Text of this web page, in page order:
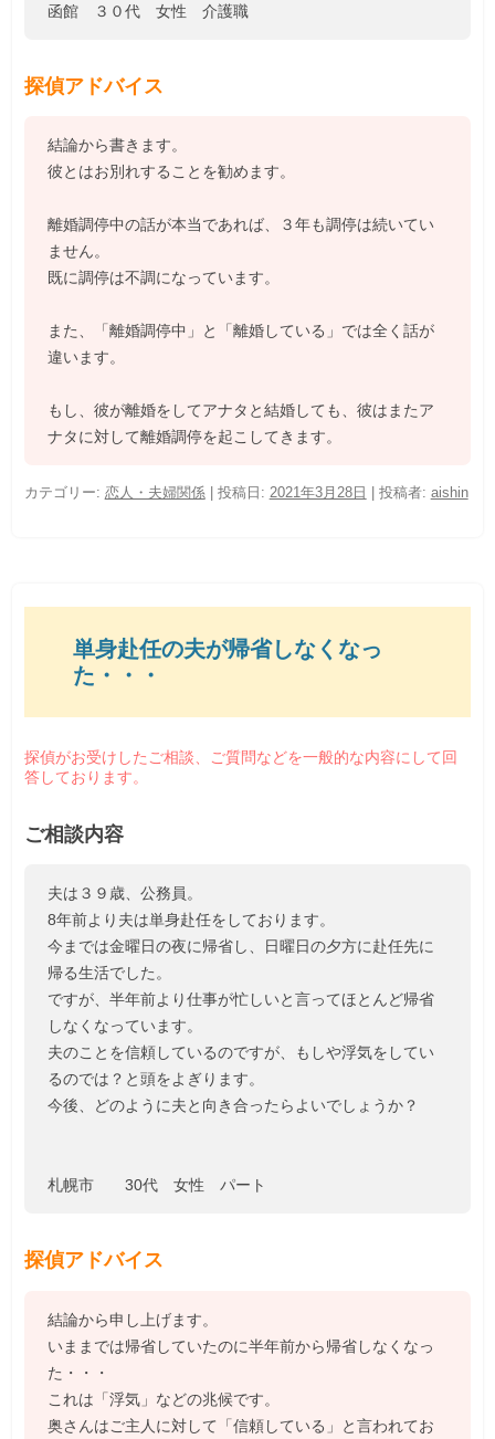
函館 ３０代 女性 介護職
探偵アドバイス
結論から書きます。
彼とはお別れすることを勧めます。
離婚調停中の話が本当であれば、３年も調停は続いてい
ません。
既に調停は不調になっています。
また、「離婚調停中」と「離婚している」では全く話が
違います。
もし、彼が離婚をしてアナタと結婚しても、彼はまたア
ナタに対して離婚調停を起こしてきます。
カテゴリー: 恋人・夫婦関係| 投稿日: 2021年3月28日 投稿者: aishin
単身赴任の夫が帰省しなくなっ
た・・・
探偵がお受けしたご相談、ご質問などを一般的な内容にして回
答しております。
ご相談内容
夫は３９歳、公務員。
8年前より夫は単身赴任をしております。
今までは金曜日の夜に帰省し、日曜日の夕方に赴任先に
帰る生活でした。
ですが、半年前より仕事が忙しいと言ってほとんど帰省
しなくなっています。
夫のことを信頼しているのですが、もしや浮気をしてい
るのでは？と頭をよぎります。
今後、どのように夫と向き合ったらよいでしょうか？
札幌市 30代 女性 パート
探偵アドバイス
結論から申し上げます。
いままでは帰省していたのに半年前から帰省しなくなっ
た・・・
これは「浮気」などの兆候です。
奥さんはご主人に対して「信頼している」と言われてお